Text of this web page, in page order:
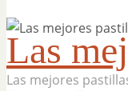
Las
Las mejores